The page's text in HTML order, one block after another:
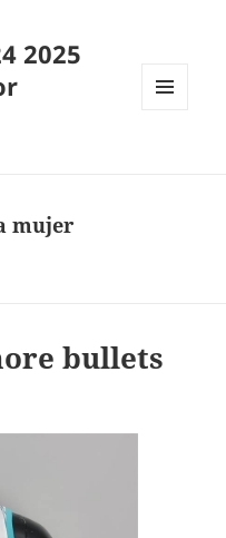
2025
mujer
bullets